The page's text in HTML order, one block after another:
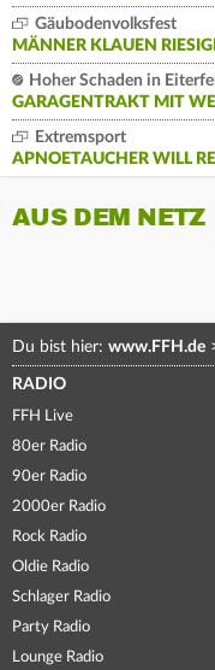
Gäubodenvolksfest
MÄNNER KLAUEN
Hoher Schaden in
GARAGENTRAKT MIT
Extremsport
APNOETAUCHER WILL
AUS DEM NETZ
Du bist hier: www.FFH.de
RADIO
FFH Live
80er Radio
90er Radio
2000er Radio
Rock Radio
Oldie Radio
Schlager Radio
Party Radio
Lounge Radio